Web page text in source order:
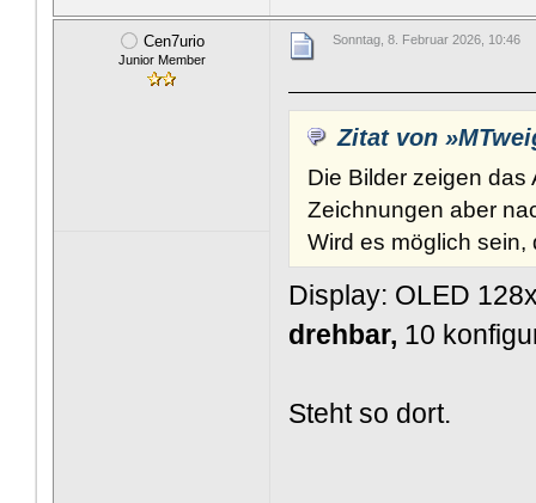
Cen7urio
Junior Member
Sonntag, 8. Februar 2026, 10:46
Zitat von
Die Bilder zeigen das
Zeichnungen aber
Wird es möglich
Display: OLED
drehbar, 10
Steht so dort.